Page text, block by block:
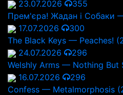
23.07.2026
355
Прем'єра! Жадан і Собаки
17.07.2026
300
The Black Keys — Peaches!
24.07.2026
296
Welshly Arms — Nothing But
16.07.2026
296
Confess — Metalmorphosis